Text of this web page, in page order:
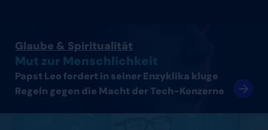
Glaube & Spiritualität
Mut zur Menschlichkeit
Papst Leo fordert in seiner Enzyklika kluge
Regeln gegen die Macht der Tech-Konzerne